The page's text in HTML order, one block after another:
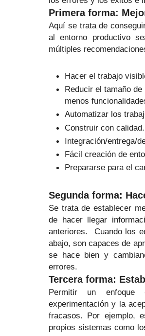
Primera forma:
Aquí se trata de
al entorno productivo
múltiples
Hacer el trabajo
Reducir el tamaño
menos
Automatizar los
Construir con calidad.
Integración/entrega/
Fácil creación de
Prepararse para el
Segunda forma:
Se trata de establecer
de hacer llegar
anteriores.
Cuando los
abajo, son capaces de
se hace bien y
errores.
Tercera forma:
Permitir un enfoque
experimentación y la
fracasos. Por ejemplo,
propios sistemas como